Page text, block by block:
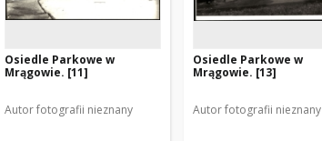
Osiedle Parkowe w
Mrągowie. [11]
Autor fotografii nieznany
Osiedle Parkowe w
Mrągowie. [13]
Autor fotografii nieznany